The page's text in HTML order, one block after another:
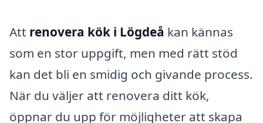
Att renovera kök i Lögdeå kan kännas
som en stor uppgift, men med rätt stöd
kan det bli en smidig och givande process.
När du väljer att renovera ditt kök,
öppnar du upp för möjligheter att skapa